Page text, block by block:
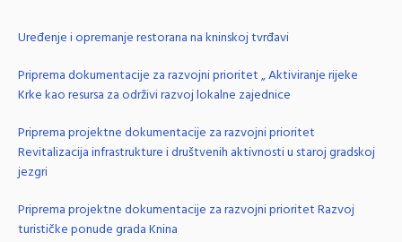
Uređenje i opremanje restorana na kninskoj tvrđavi
Priprema dokumentacije za razvojni prioritet „ Aktiviranje rijeke
Krke kao resursa za održivi razvoj lokalne zajednice
Priprema projektne dokumentacije za razvojni prioritet
Revitalizacija infrastrukture i društvenih aktivnosti u staroj gradskoj
jezgri
Priprema projektne dokumentacije za razvojni prioritet Razvoj
turističke ponude grada Knina